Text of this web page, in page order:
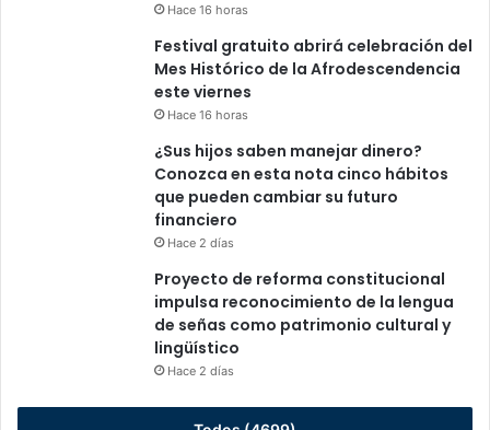
Hace 16 horas
Festival gratuito abrirá celebración del
Mes Histórico de la Afrodescendencia
este viernes
Hace 16 horas
¿Sus hijos saben manejar dinero?
Conozca en esta nota cinco hábitos
que pueden cambiar su futuro
financiero
Hace 2 días
Proyecto de reforma constitucional
impulsa reconocimiento de la lengua
de señas como patrimonio cultural y
lingüístico
Hace 2 días